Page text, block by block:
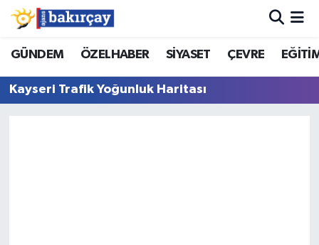
GÜNDEM ÖZELHABER SİYASET ÇEVRE
Kayseri Trafik Yoğunluk Haritası
İzmir Nöbetçi Eczaneler
İzmir Hava Durumu